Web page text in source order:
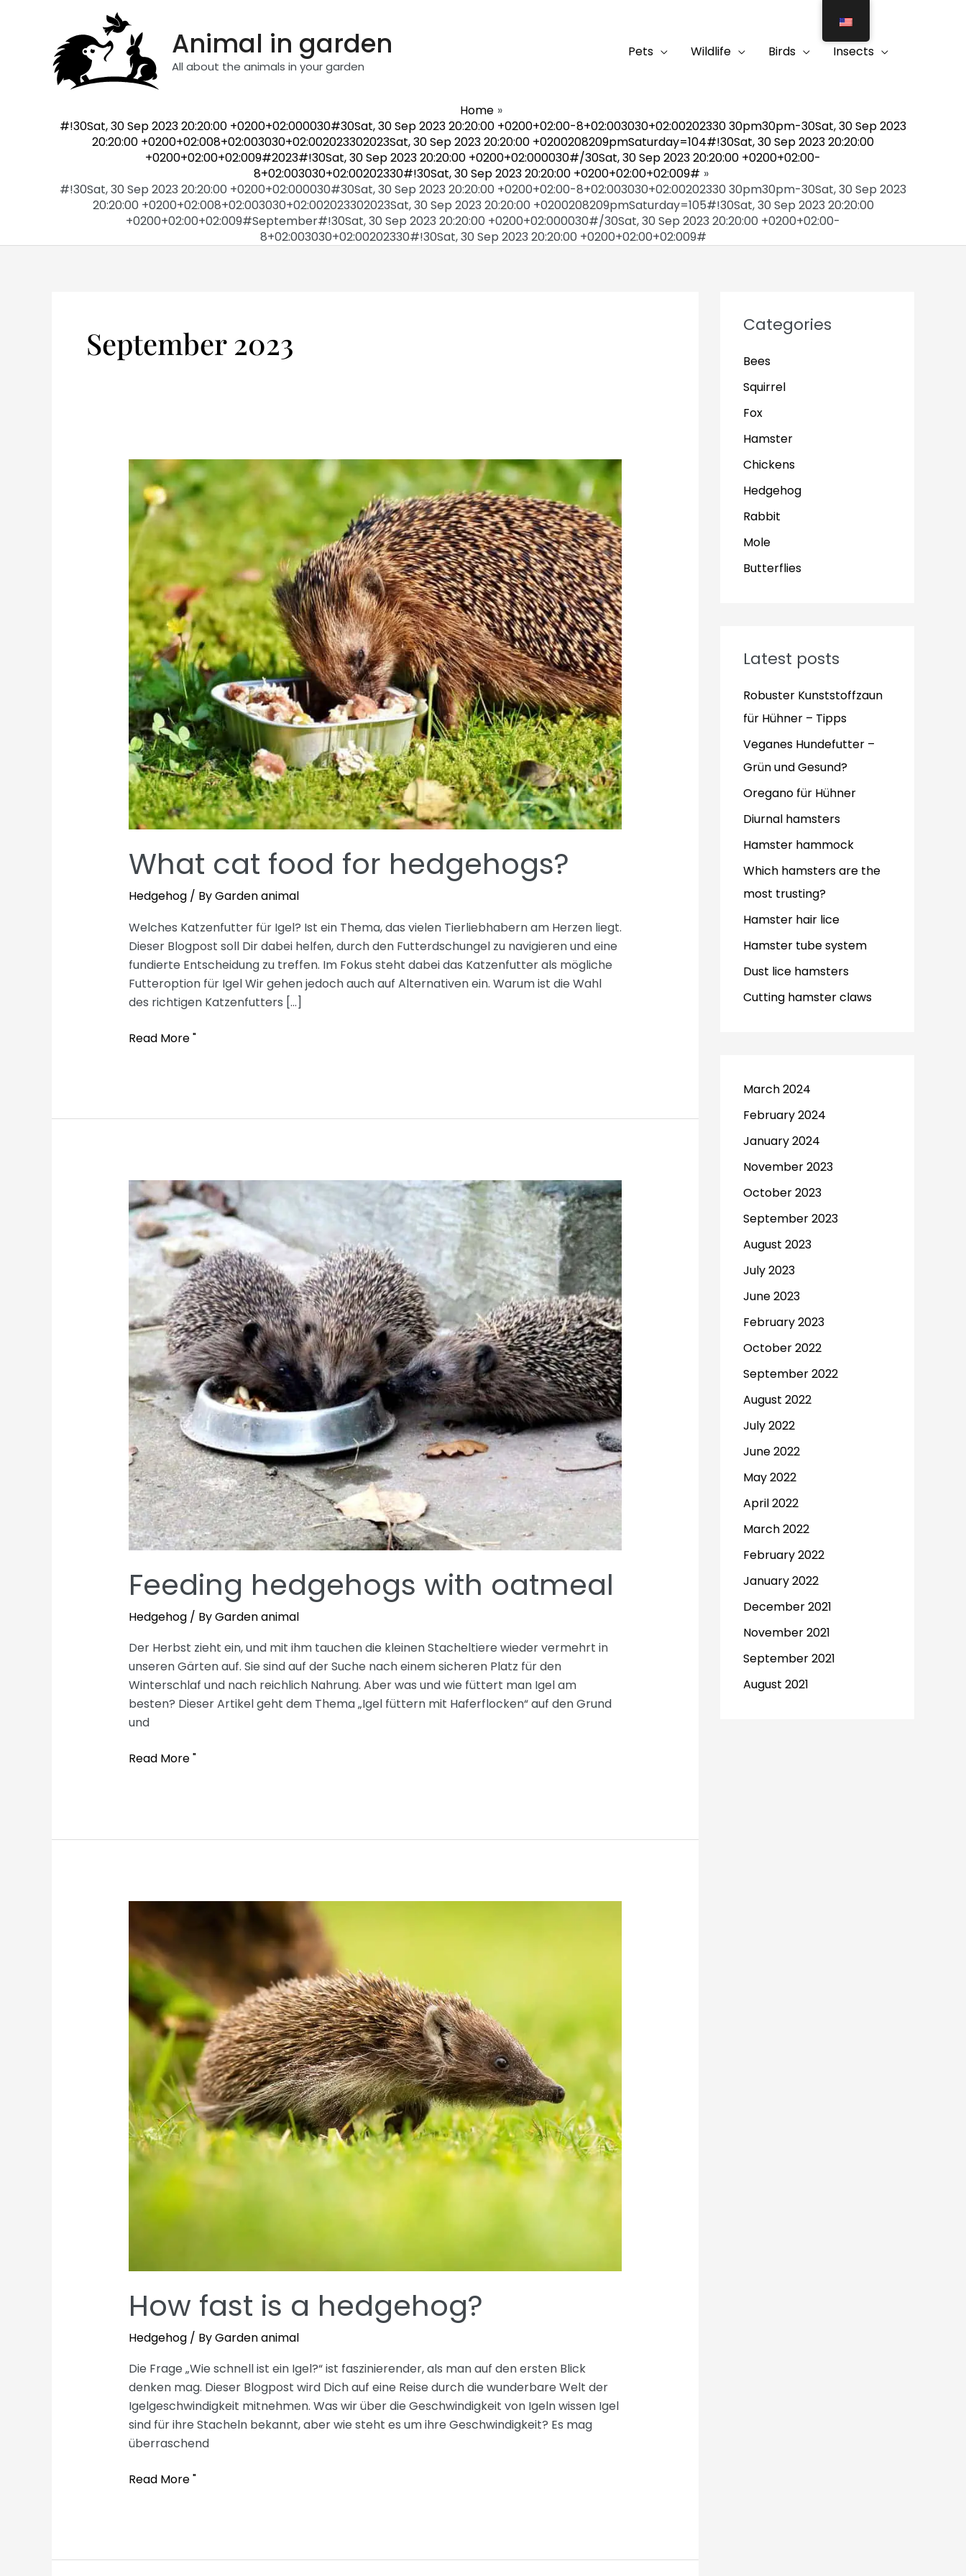
Animal in garden
All about the animals in your garden
Pets Wildlife Birds Insects
Home
#!30Sat, 30 Sep 2023 20:20:00 +0200+02:000030#30Sat, 30 Sep 2023 20:20:00 +0200+02:00-8+02:003030+02:00202330 30pm30pm-30Sat, 30 Sep 2023
20:20:00 +0200+02:008+02:003030+02:002023302023Sat, 30 Sep 2023 20:20:00 +0200208209pmSaturday=104#!30Sat, 30 Sep 2023 20:20:00
+0200+02:00+02:009#2023#!30Sat, 30 Sep 2023 20:20:00 +0200+02:000030#/30Sat, 30 Sep 2023 20:20:00 +0200+02:00-
8+02:003030+02:00202330#!30Sat, 30 Sep 2023 20:20:00 +0200+02:00+02:009#
#!30Sat, 30 Sep 2023 20:20:00 +0200+02:000030#30Sat, 30 Sep 2023 20:20:00 +0200+02:00-8+02:003030+02:00202330 30pm30pm-30Sat, 30 Sep 2023
20:20:00 +0200+02:008+02:003030+02:002023302023Sat, 30 Sep 2023 20:20:00 +0200208209pmSaturday=105#!30Sat, 30 Sep 2023 20:20:00
+0200+02:00+02:009#September#!30Sat, 30 Sep 2023 20:20:00 +0200+02:000030#/30Sat, 30 Sep 2023 20:20:00 +0200+02:00-
8+02:003030+02:00202330#!30Sat, 30 Sep 2023 20:20:00 +0200+02:00+02:009#
September 2023
What cat food for hedgehogs?
Hedgehog/ ByGarden animal
Welches Katzenfutter für Igel? Ist ein Thema, das vielen Tierliebhabern am Herzen liegt.
Dieser Blogpost soll Dir dabei helfen, durch den Futterdschungel zu navigieren und eine
fundierte Entscheidung zu treffen. Im Fokus steht dabei das Katzenfutter als mögliche
Futteroption für Igel Wir gehen jedoch auch auf Alternativen ein. Warum ist die Wahl
des richtigen Katzenfutters […]
What
Read More "
Feeding hedgehogs with oatmeal
Hedgehog/ ByGarden animal
Der Herbst zieht ein, und mit ihm tauchen die kleinen Stacheltiere wieder vermehrt in
unseren Gärten auf. Sie sind auf der Suche nach einem sicheren Platz für den
Winterschlaf und nach reichlich Nahrung. Aber was und wie füttert man Igel am
besten? Dieser Artikel geht dem Thema „Igel füttern mit Haferflocken“ auf den Grund
und
Feeding
Read More "
How fast is a hedgehog?
Hedgehog/ ByGarden animal
Die Frage „Wie schnell ist ein Igel?“ ist faszinierender, als man auf den ersten Blick
denken mag. Dieser Blogpost wird Dich auf eine Reise durch die wunderbare Welt der
Igelgeschwindigkeit mitnehmen. Was wir über die Geschwindigkeit von Igeln wissen Igel
sind für ihre Stacheln bekannt, aber wie steht es um ihre Geschwindigkeit? Es mag
überraschend
How
Read More "
Categories
Bees
Squirrel
Fox
Hamster
Chickens
Hedgehog
Rabbit
Mole
Butterflies
Latest posts
Robuster Kunststoffzaun
für Hühner – Tipps
Veganes Hundefutter –
Grün und Gesund?
Oregano für Hühner
Diurnal hamsters
Hamster hammock
Which hamsters are the
most trusting?
Hamster hair lice
Hamster tube system
Dust lice hamsters
Cutting hamster claws
March 2024
February 2024
January 2024
November 2023
October 2023
September 2023
August 2023
July 2023
June 2023
February 2023
October 2022
September 2022
August 2022
July 2022
June 2022
May 2022
April 2022
March 2022
February 2022
January 2022
December 2021
November 2021
September 2021
August 2021